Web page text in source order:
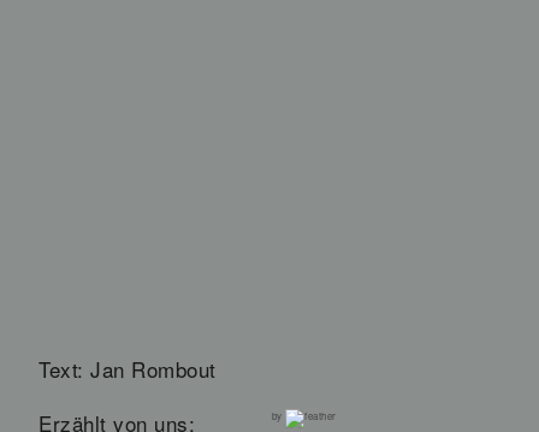
Text: Jan Rombout
Erzählt von uns:
by